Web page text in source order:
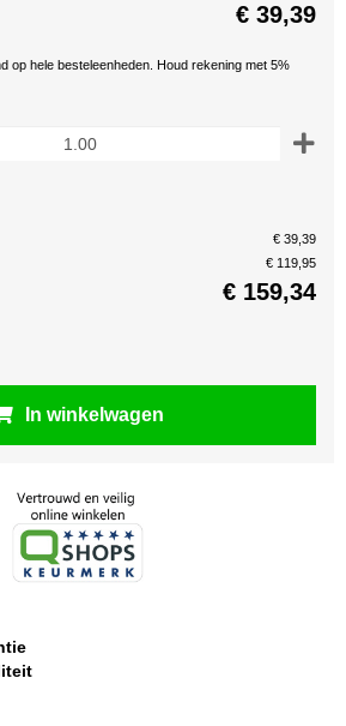
€ 39,39
op hele besteleenheden. Houd rekening met 5%
€ 39,39
€ 119,95
€ 159,34
In winkelwagen